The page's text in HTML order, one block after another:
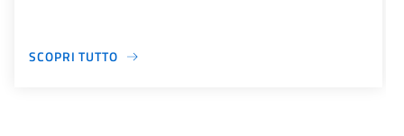
SCOPRI TUTTO